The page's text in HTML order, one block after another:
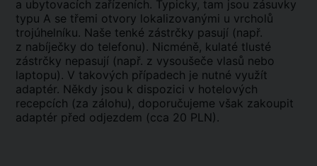
a ubytovacích zařízeních. Typicky, tam jsou zásuvky
typu A se třemi otvory lokalizovanými u vrcholů
trojúhelníku. Naše tenké zástrčky pasují (např.
z nabíječky do telefonu). Nicméně, kulaté tlusté
zástrčky nepasují (např. z vysoušeče vlasů nebo
laptopu). V takových případech je nutné využít
adaptér. Někdy jsou k dispozici v hotelových
recepcích (za zálohu), doporučujeme však zakoupit
adaptér před odjezdem (cca 20 PLN).